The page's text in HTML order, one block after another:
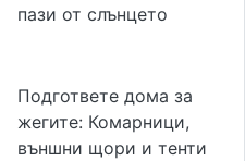
пази от слънцето
Подгответе дома за
жегите: Комарници,
външни щори и тенти